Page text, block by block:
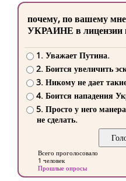
почему, по вашему
УКРАИНЕ в лицензии
1. Уважает Путина.
2. Боится увеличить
3. Никому не дает
4. Боится нападения
5. Просто у него
не сделать.
Всего проголосовало
1 человек
Прошлые опросы